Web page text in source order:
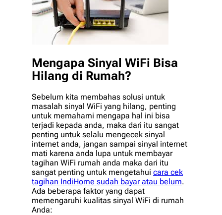
Mengapa Sinyal WiFi Bisa
Hilang di Rumah?
Sebelum kita membahas solusi untuk
masalah sinyal WiFi yang hilang, penting
untuk memahami mengapa hal ini bisa
terjadi kepada anda, maka dari itu sangat
penting untuk selalu mengecek sinyal
internet anda, jangan sampai sinyal internet
mati karena anda lupa untuk membayar
tagihan WiFi rumah anda maka dari itu
sangat penting untuk mengetahui cara cek
tagihan IndiHome sudah bayar atau belum.
Ada beberapa faktor yang dapat
memengaruhi kualitas sinyal WiFi di rumah
Anda: